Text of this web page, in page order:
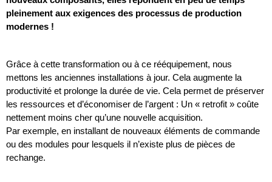
pleinement aux exigences des processus de production
modernes !
Grâce à cette transformation ou à ce rééquipement, nous
mettons les anciennes installations à jour. Cela augmente la
productivité et prolonge la durée de vie. Cela permet de préserver
les ressources et d’économiser de l’argent : Un « retrofit » coûte
nettement moins cher qu’une nouvelle acquisition.
Par exemple, en installant de nouveaux éléments de commande
ou des modules pour lesquels il n’existe plus de pièces de
rechange.